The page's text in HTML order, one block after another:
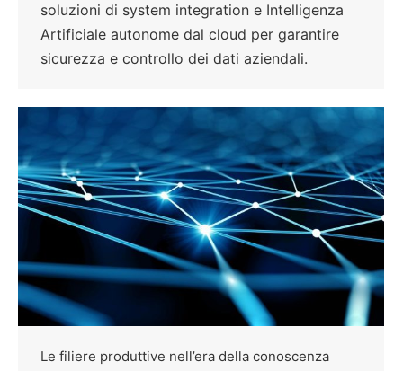
soluzioni di system integration e Intelligenza
Artificiale autonome dal cloud per garantire
sicurezza e controllo dei dati aziendali.
Le filiere produttive nell’era della conoscenza